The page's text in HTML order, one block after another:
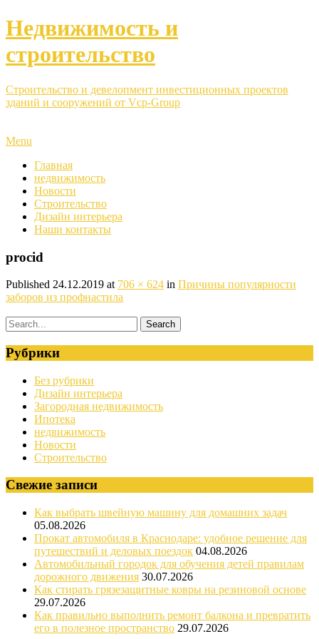
Недвижимость и
строительство
Строительство и девелопмент инвестиционных проектов
зданий и сооружений от Vcp-Group
Menu
Главная
недвижимость
Новости
Строительство
Дизайн интерьера
Наши контакты
procid
Published 24.12.2019 at 706 × 624 in Причины популярности
заборов из профнастила
Рубрики
Без рубрики
Дизайн интерьера
Загородная недвижимость
Ипотека
недвижимость
Новости
Строительство
Свежие записи
Как выбрать швейную машину для домашних задач
05.08.2026
Прокат автомобиля в Краснодаре: удобное решение для
путешествий и деловых поездок 04.08.2026
Автомобильный городок для обучения детей правилам
дорожного движения 30.07.2026
Как стирать грязезащитные ковры на резиновой основе
29.07.2026
Как правильно выполнить ремонт балкона и превратить
его в полезное пространство 29.07.2026